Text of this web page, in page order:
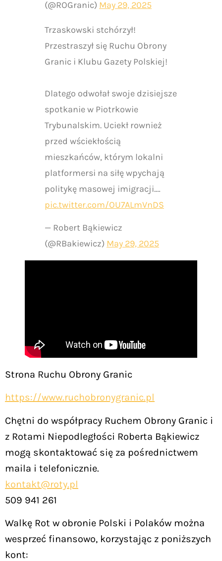
(@ROGranic) May 29, 2025
Trzaskowski stchórzył!
Przestraszył się Ruchu Obrony
Granic i Klubu Gazety Polskiej!
Dlatego odwołał swoje dzisiejsze
spotkanie w Piotrkowie
Trybunalskim. Uciekł rownież
przed wściekłością
mieszkańców, którym lokalni
platformersi na siłę wpychają
politykę masowej imigracji.…
pic.twitter.com/OU7ALmVnDS
— Robert Bąkiewicz
(@RBakiewicz) May 29, 2025
Strona Ruchu Obrony Granic
https://www.ruchobronygranic.pl
Chętni do współpracy Ruchem Obrony Granic i
z Rotami Niepodległości Roberta Bąkiewicz
mogą skontaktować się za pośrednictwem
maila i telefonicznie.
kontakt@roty.pl
509 941 261
Walkę Rot w obronie Polski i Polaków można
wesprzeć finansowo, korzystając z poniższych
kont: